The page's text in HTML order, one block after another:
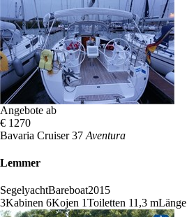
Angebote ab
€ 1270
Bavaria Cruiser 37 Aventura
Lemmer
SegelyachtBareboat2015
3Kabinen 6Kojen 1Toiletten 11,3 mLänge